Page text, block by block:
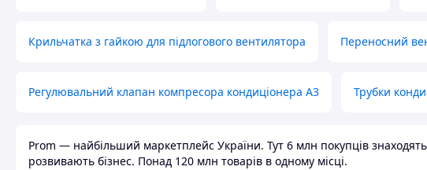
Крильчатка з гайкою для підлогового вентилятора Переносний
Регулювальний клапан компресора кондиціонера А3 Трубки
Prom — найбільший маркетплейс України. Тут 6 млн покупців
розвивають бізнес. Понад 120 млн товарів в одному місці.